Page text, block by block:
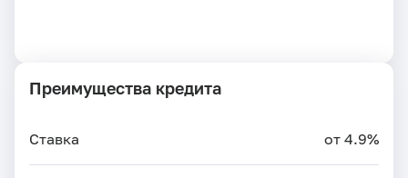
Преимущества кредита
Ставка от 4.9%